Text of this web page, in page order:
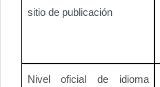
sitio de publicación
Nivel oficial de idioma